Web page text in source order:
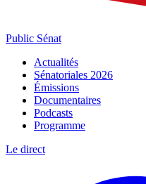
Public Sénat
Actualités
Sénatoriales 2026
Émissions
Documentaires
Podcasts
Programme
Le direct